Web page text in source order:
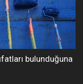
bulunduğuna